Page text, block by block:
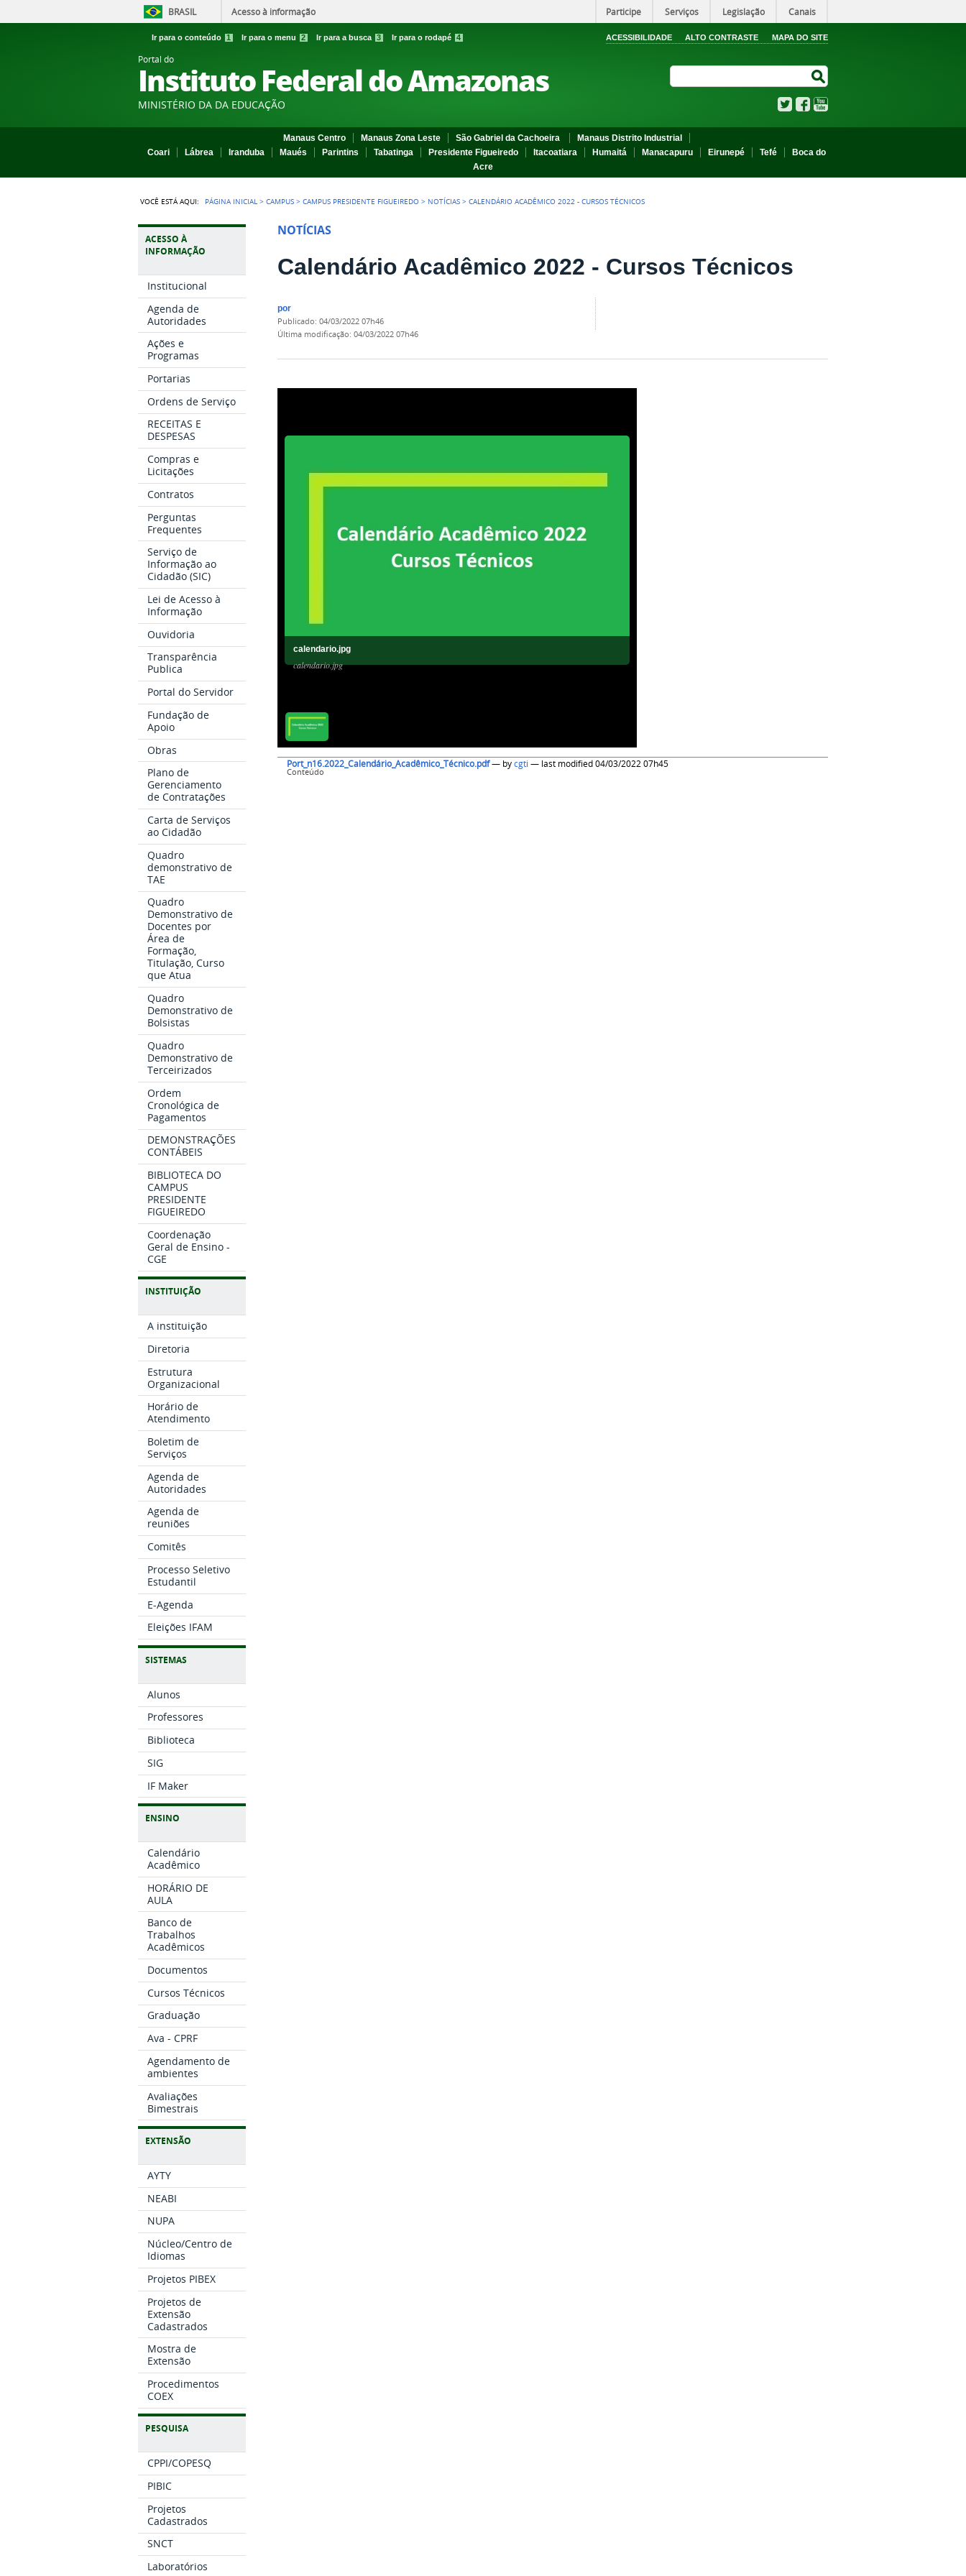
BRASIL Acesso à informação Participe Serviços Legislação Canais
Ir para o conteúdo 1 Ir para o menu 2 Ir para a busca 3 Ir para o rodapé 4 ACESSIBILIDADE ALTO CONTRASTE MAPA DO SITE
Portal do
Instituto Federal do Amazonas
MINISTÉRIO DA DA EDUCAÇÃO TwitterFacebook
Manaus Centro Manaus Zona Leste São Gabriel da Cachoeira
Manaus Distrito Industrial
Coari
Lábrea Iranduba Maués Parintins Tabatinga Presidente Figueiredo Itacoatiara Humaitá Manacapuru Eirunepé Tefé
Boca do
Acre
VOCÊ ESTÁ AQUI: PÁGINA INICIAL >CAMPUS >CAMPUS PRESIDENTE FIGUEIREDO > NOTÍCIAS >CALENDÁRIO ACADÊMICO 2022 - CURSOS TÉCNICOS
ACESSO À
INFORMAÇÃO
Institucional
Agenda de
Autoridades
Ações e
Programas
Portarias
Ordens de Serviço
RECEITAS E
DESPESAS
Compras e
Licitações
Contratos
Perguntas
Frequentes
Serviço de
Informação ao
Cidadão (SIC)
Lei de Acesso à
Informação
Ouvidoria
Transparência
Publica
Portal do Servidor
Fundação de
Apoio
Obras
Plano de
Gerenciamento
de Contratações
Carta de Serviços
ao Cidadão
Quadro
demonstrativo de
TAE
Quadro
Demonstrativo de
Docentes por
Área de
Formação,
Titulação, Curso
que Atua
Quadro
Demonstrativo de
Bolsistas
Quadro
Demonstrativo de
Terceirizados
Ordem
Cronológica de
Pagamentos
DEMONSTRAÇÕES
CONTÁBEIS
BIBLIOTECA DO
CAMPUS
PRESIDENTE
FIGUEIREDO
Coordenação
Geral de Ensino -
CGE
INSTITUIÇÃO
A instituição
Diretoria
Estrutura
Organizacional
Horário de
Atendimento
Boletim de
Serviços
Agenda de
Autoridades
Agenda de
reuniões
Comitês
Processo Seletivo
Estudantil
E-Agenda
Eleições IFAM
SISTEMAS
Alunos
Professores
Biblioteca
SIG
IF Maker
ENSINO
Calendário
Acadêmico
HORÁRIO DE
AULA
Banco de
Trabalhos
Acadêmicos
Documentos
Cursos Técnicos
Graduação
Ava - CPRF
Agendamento de
ambientes
Avaliações
Bimestrais
EXTENSÃO
AYTY
NEABI
NUPA
Núcleo/Centro de
Idiomas
Projetos PIBEX
Projetos de
Extensão
Cadastrados
Mostra de
Extensão
Procedimentos
COEX
PESQUISA
CPPI/COPESQ
PIBIC
Projetos
Cadastrados
SNCT
Laboratórios
NOTÍCIAS
Calendário Acadêmico 2022 - Cursos Técnicos
por
publicado:04/03/2022 07h46
última modificação:04/03/2022 07h46
calendario.jpg
calendario.jpg
Conteúdo
Port_n16.2022_Calendário_Acadêmico_Técnico.pdf— bycgti — last modified 04/03/2022 07h45